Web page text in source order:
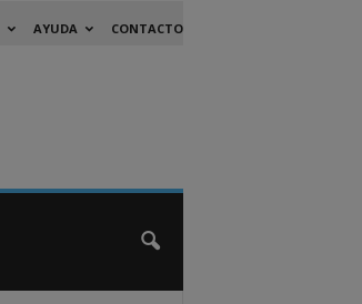
AYUDA CONTACTO